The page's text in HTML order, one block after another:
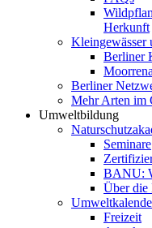
Herkunft
Kleingewässer
Berliner
Berliner
Mehr Arten im
Umweltbildung
Seminare
BANU:
Über die
Freizeit